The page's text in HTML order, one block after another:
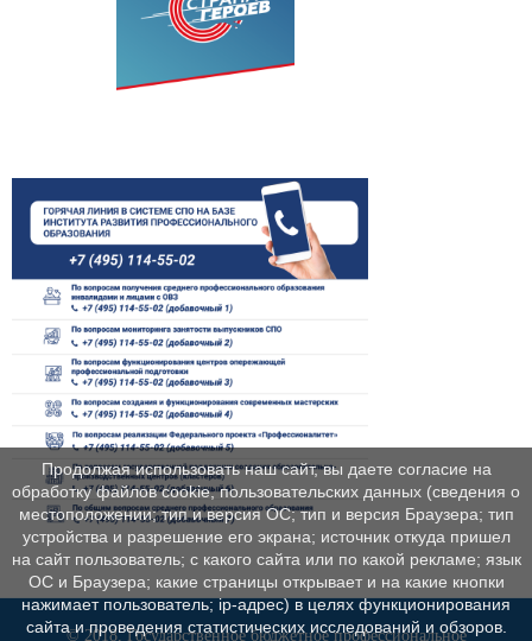
© 2018, Государственное бюджетное профессиональное
Продолжая использовать наш сайт, вы даете согласие на
обработку файлов cookie, пользовательских данных (сведения о
местоположении; тип и версия ОС; тип и версия Браузера; тип
устройства и разрешение его экрана; источник откуда пришел
на сайт пользователь; с какого сайта или по какой рекламе; язык
ОС и Браузера; какие страницы открывает и на какие кнопки
нажимает пользователь; ip-адрес) в целях функционирования
сайта и проведения статистических исследований и обзоров.